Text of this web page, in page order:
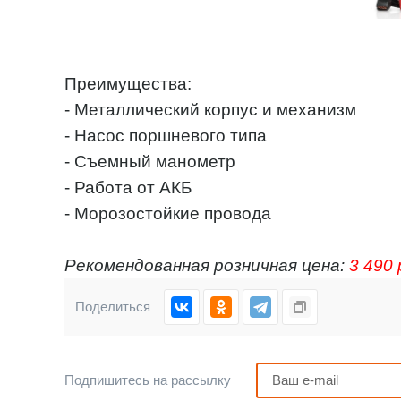
Преимущества:
- Металлический корпус и механизм
- Насос поршневого типа
- Съемный манометр
- Работа от АКБ
- Морозостойкие провода
Рекомендованная розничная цена: 3 490
Поделиться
Подпишитесь на рассылку